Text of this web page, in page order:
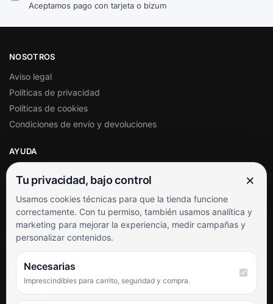
Aceptamos pago con tarjeta o bizum
NOSOTROS
Aviso legal
Políticas de privacidad
Políticas de cookies
Condiciones de envío y devoluciones
AYUDA
Soporte al cliente
Contacto
Términos y condiciones
Preguntas frecuentes
SÍGUENOS
Facebook
Tu privacidad, bajo control ×
Usamos cookies técnicas para que la tienda funcione
correctamente. Con tu permiso, también usamos analítica y
marketing para mejorar la experiencia, medir campañas y
personalizar contenidos.
Necesarias
Imprescindibles para carrito, seguridad y compra.